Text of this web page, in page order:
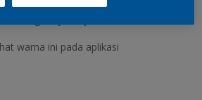
warna ini pada aplikasi